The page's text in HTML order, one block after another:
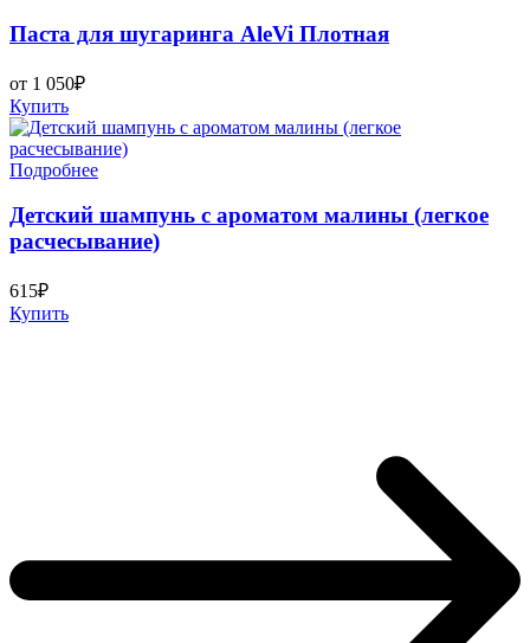
Паста для шугаринга AleVi Плотная
от 1 050₽
Купить
Подробнее
Детский шампунь с ароматом малины (легкое
расчесывание)
615₽
Купить